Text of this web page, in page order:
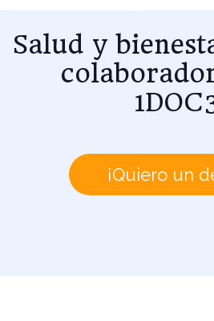
Salud y
¡Quiero un